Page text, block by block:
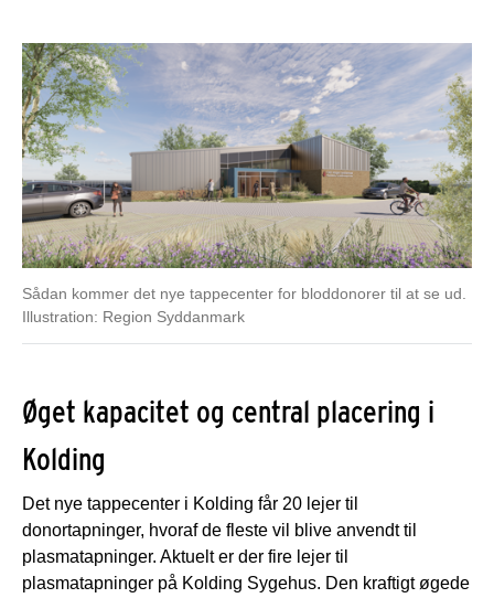
Sådan kommer det nye tappecenter for bloddonorer til at se ud.
Illustration: Region Syddanmark
Øget kapacitet og central placering i
Kolding
Det nye tappecenter i Kolding får 20 lejer til
donortapninger, hvoraf de fleste vil blive anvendt til
plasmatapninger. Aktuelt er der fire lejer til
plasmatapninger på Kolding Sygehus. Den kraftigt øgede